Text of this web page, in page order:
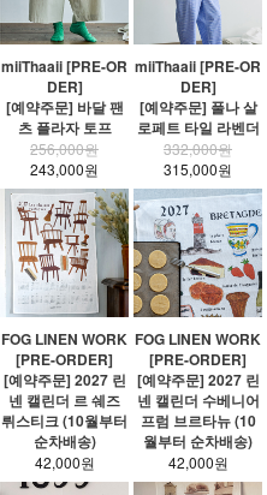
miiThaaii [PRE-OR
DER]
[예약주문] 바달 팬
츠 플라자 토프
256,000원
243,000원
miiThaaii [PRE-OR
DER]
[예약주문] 풀나 살
로페트 타일 라벤더
332,000원
315,000원
FOG LINEN WORK
[PRE-ORDER]
[예약주문] 2027 린
넨 캘린더 르 쉐즈
뤼스티크 (10월부터
순차배송)
42,000원
FOG LINEN WORK
[PRE-ORDER]
[예약주문] 2027 린
넨 캘린더 수베니어
프럼 브르타뉴 (10
월부터 순차배송)
42,000원